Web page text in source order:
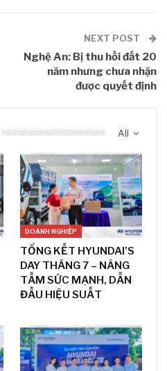
NEXT POST
Nghệ An: Bị thu hồi đất 20
năm nhưng chưa nhận
được quyết định
All
DOANH NGHIỆP
TỔNG KẾT HYUNDAI’S
DAY THÁNG 7 – NÂNG
TẦM SỨC MẠNH, DẪN
ĐẦU HIỆU SUẤT